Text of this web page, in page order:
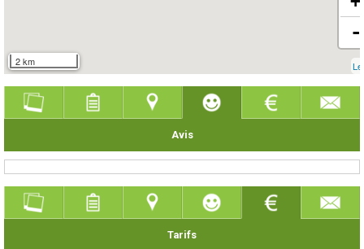
2 km
-
Avis
Tarifs